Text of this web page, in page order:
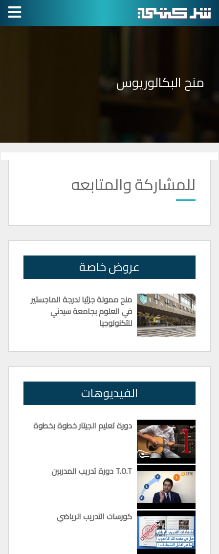
منح البكالوريوس
للمشاركة والمتابعه
عروض خاصة
منح ممولة جزئيا لدرجة الماجستير
في العلوم بجامعة سيدني
للتكنولوجيا
الفيديوهات
دورة تعليم الجيتار خطوة بخطوة
دورة تدريب المدربين T.O.T
كورسات التدريب الرياضي